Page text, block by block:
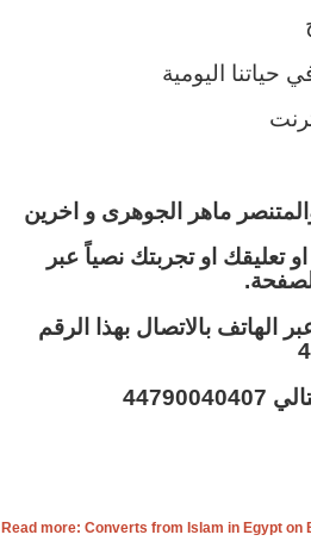
اليومية
ماهر الجوهرى و اخرين
او تجربتك نصياً عبر
الهاتف بالاتصال بهذا الرقم
Read more: Converts from Islam in Egypt on